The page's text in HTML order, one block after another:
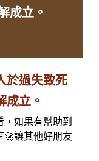
成立。
於過失致死
成立。
如果有幫助到
🚀讓其他好朋友